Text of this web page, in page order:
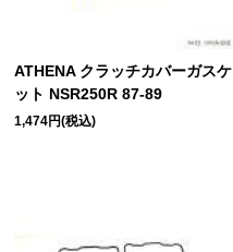
ATHENA クラッチカバーガスケ
ット NSR250R 87-89
1,474円(税込)